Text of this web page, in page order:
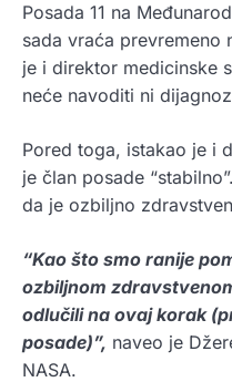
Posada 11 na
sada vraća prevremeno
je i direktor medicinske
neće navoditi ni
Pored toga, istakao je i
je član posade
da je ozbiljno
“Kao što smo ranije
ozbiljnom
odlučili na ovaj korak
posade)”, naveo je
NASA.